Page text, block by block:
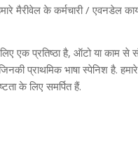
मैरीवेल के कर्मचारी / एवनडेल
एक प्रतिष्ठा है, ऑटो या काम
प्राथमिक भाषा स्पेनिश है. हमारे
के लिए समर्पित हैं.